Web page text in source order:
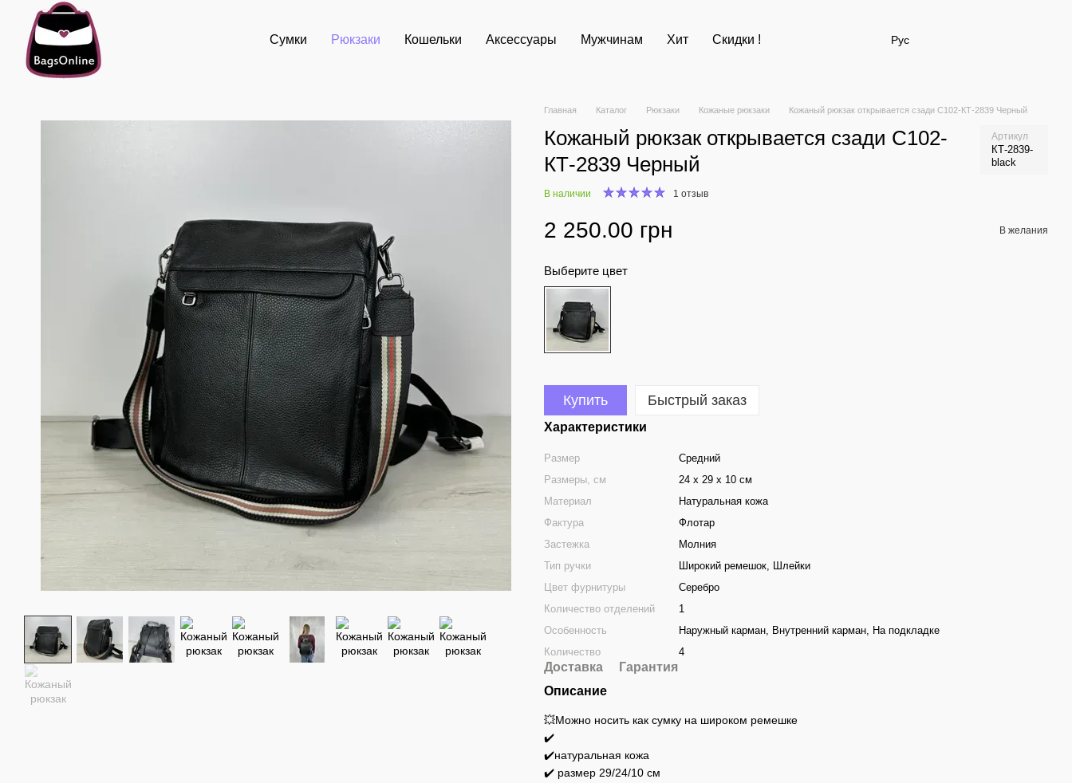
Перейти к основному контенту
Сумки Рюкзаки Кошельки Аксессуары Мужчинам Хит Скидки ! Рус
Главная Каталог Рюкзаки Кожаные рюкзаки Кожаный рюкзак открывается сзади С102-КТ-2839 Черный
Кожаный рюкзак открывается сзади С102-
КТ-2839 Черный
Артикул
КТ-2839-
black
В наличии 1 отзыв
2 250.00 грн В желания
Выберите цвет
Купить Быстрый заказ
Характеристики
Размер
Средний
Размеры, см
24 х 29 х 10 см
Материал
Натуральная кожа
Фактура
Флотар
Застежка
Молния
Тип ручки
Широкий ремешок, Шлейки
Цвет фурнитуры
Серебро
Количество отделений
1
Особенность
Наружный карман, Внутренний карман, На подкладке
Количество
4
Доставка
Гарантия
Описание
💥Можно носить как сумку на широком ремешке
✔️
✔️натуральная кожа
✔️ размер 29/24/10 см